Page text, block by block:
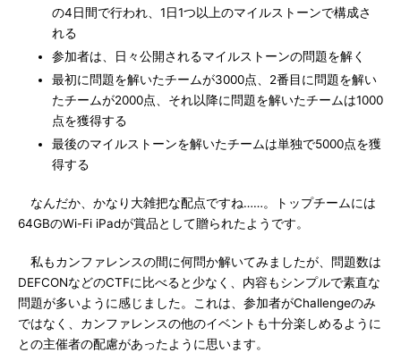
の4日間で行われ、1日1つ以上のマイルストーンで構成さ
れる
参加者は、日々公開されるマイルストーンの問題を解く
最初に問題を解いたチームが3000点、2番目に問題を解い
たチームが2000点、それ以降に問題を解いたチームは1000
点を獲得する
最後のマイルストーンを解いたチームは単独で5000点を獲
得する
なんだか、かなり大雑把な配点ですね……。トップチームには
64GBのWi-Fi iPadが賞品として贈られたようです。
私もカンファレンスの間に何問か解いてみましたが、問題数は
DEFCONなどのCTFに比べると少なく、内容もシンプルで素直な
問題が多いように感じました。これは、参加者がChallengeのみ
ではなく、カンファレンスの他のイベントも十分楽しめるように
との主催者の配慮があったように思います。